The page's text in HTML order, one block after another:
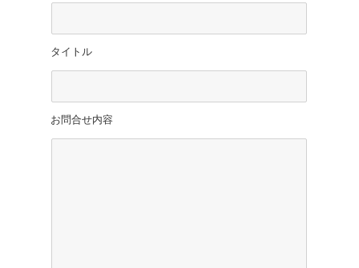
タイトル
お問合せ内容